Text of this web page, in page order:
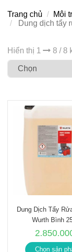
Trang chủ
Môi
Dung dịch tẩy
Hiển thị 1 8 / 8
Dung Dịch Tẩy
Wurth Bình
Chọn sản